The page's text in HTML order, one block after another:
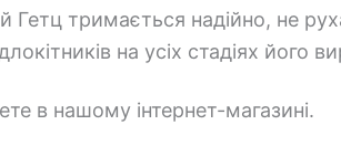
тримається надійно, не
на усіх стадіях його
в нашому інтернет-магазині.